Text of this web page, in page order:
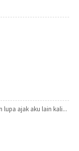
lupa ajak aku lain kali...